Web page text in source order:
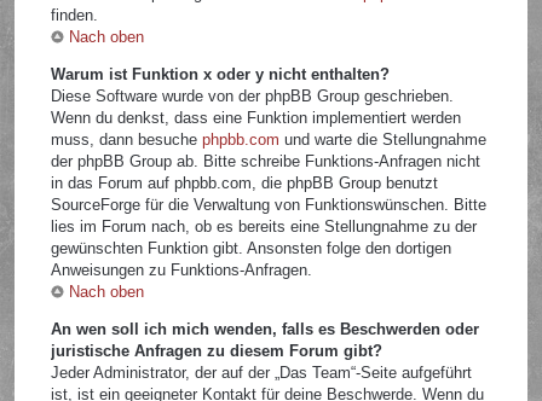
finden.
Nach oben
Warum ist Funktion x oder y nicht enthalten?
Diese Software wurde von der phpBB Group geschrieben.
Wenn du denkst, dass eine Funktion implementiert werden
muss, dann besuchephpbb.com und warte die Stellungnahme
der phpBB Group ab. Bitte schreibe Funktions-Anfragen nicht
in das Forum auf phpbb.com, die phpBB Group benutzt
SourceForge für die Verwaltung von Funktionswünschen. Bitte
lies im Forum nach, ob es bereits eine Stellungnahme zu der
gewünschten Funktion gibt. Ansonsten folge den dortigen
Anweisungen zu Funktions-Anfragen.
Nach oben
An wen soll ich mich wenden, falls es Beschwerden oder
juristische Anfragen zu diesem Forum gibt?
Jeder Administrator, der auf der „Das Team“-Seite aufgeführt
ist, ist ein geeigneter Kontakt für deine Beschwerde. Wenn du